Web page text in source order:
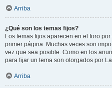
Arriba
¿Qué son los temas fijos?
Los temas fijos aparecen en el foro
primer página. Muchas veces son
vez que sea posible. Como en los
para fijar un tema son otorgados por
Arriba